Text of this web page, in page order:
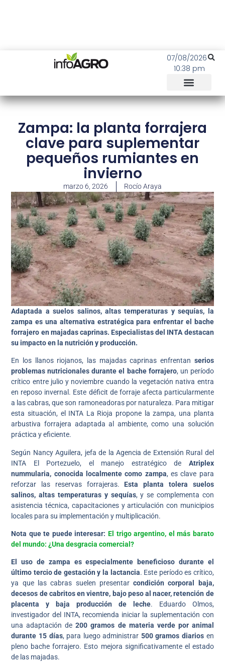
07/08/2026
10:38 pm
Zampa: la planta forrajera
clave para suplementar
pequeños rumiantes en
invierno
marzo 6, 2026 Rocío Araya
Adaptada a suelos salinos, altas temperaturas y sequías, la
zampa es una alternativa estratégica para enfrentar el bache
forrajero en majadas caprinas. Especialistas del INTA destacan
su impacto en la nutrición y producción.
En los llanos riojanos, las majadas caprinas enfrentan serios
problemas nutricionales durante el bache forrajero, un período
crítico entre julio y noviembre cuando la vegetación nativa entra
en reposo invernal. Este déficit de forraje afecta particularmente
a las cabras, que son ramoneadoras por naturaleza. Para mitigar
esta situación, el INTA La Rioja propone la zampa, una planta
arbustiva forrajera adaptada al ambiente, como una solución
práctica y eficiente.
Según Nancy Aguilera, jefa de la Agencia de Extensión Rural del
INTA El Portezuelo, el manejo estratégico de Atriplex
nummularia, conocida localmente como zampa, es clave para
reforzar las reservas forrajeras. Esta planta tolera suelos
salinos, altas temperaturas y sequías, y se complementa con
asistencia técnica, capacitaciones y articulación con municipios
locales para su implementación y multiplicación.
Nota que te puede interesar: El trigo argentino, el más barato
del mundo: ¿Una desgracia comercial?
El uso de zampa es especialmente beneficioso durante el
último tercio de gestación y la lactancia. Este período es crítico,
ya que las cabras suelen presentarcondición corporal baja,
decesos de cabritos en vientre, bajo peso al nacer, retención de
placenta y baja producción de leche. Eduardo Olmos,
investigador del INTA, recomienda iniciar la suplementación con
una adaptación de200 gramos de materia verde por animal
durante 15 días, para luego administrar 500 gramos diarios en
pleno bache forrajero. Esto mejora significativamente el estado
de las majadas.